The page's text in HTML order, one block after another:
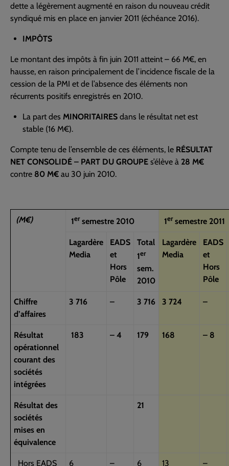
dette a légèrement augmenté en raison du nouveau crédit
syndiqué mis en place en janvier 2011 (échéance 2016).
IMPÔTS
Le montant des impôts à fin juin 2011 atteint – 66 M€, en
hausse, en raison principalement de l’incidence fiscale de la
cession de la PMI et de l’absence des éléments non
récurrents positifs enregistrés en 2010.
La part des MINORITAIRES dans le résultat net est
stable (16 M€).
Compte tenu de l’ensemble de ces éléments, le RÉSULTAT
NET CONSOLIDÉ – PART DU GROUPE s’élève à 28 M€
contre 80 M€ au 30 juin 2010.
(M€) 1ersemestre 2010 1ersemestre 2011
Lagardère
Media
EADS
et
Hors
Pôle
Total
1er
sem.
2010
Lagardère
Media
EADS
et
Hors
Pôle
Chiffre
d’affaires
3 716 – 3 716 3 724 –
Résultat
opérationnel
courant des
sociétés
intégrées
183 – 4 179 168 – 8
Résultat des
sociétés
mises en
équivalence
21
Hors EADS 6 – 6 13 –